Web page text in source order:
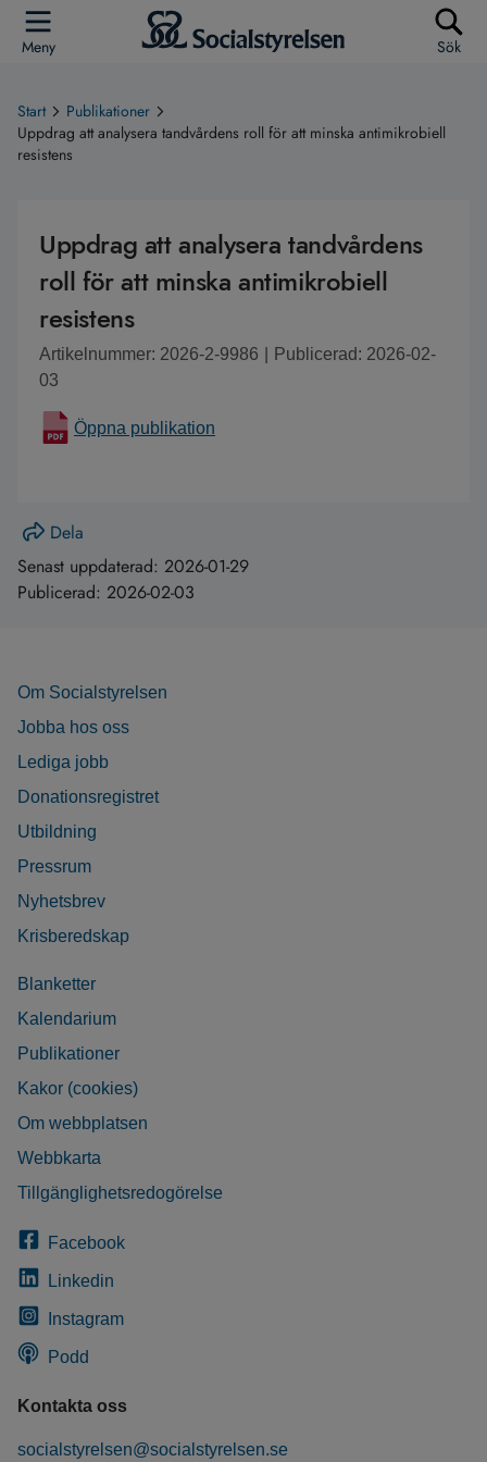
Meny Sök
Start
Publikationer
Uppdrag att analysera tandvårdens roll för att minska antimikrobiell
resistens
Uppdrag att analysera tandvårdens
roll för att minska antimikrobiell
resistens
Artikelnummer: 2026-2-9986
Publicerad: 2026-02-
03
Öppna publikation
Dela
Senast uppdaterad: 2026-01-29
Publicerad: 2026-02-03
Om Socialstyrelsen
Jobba hos oss
Lediga jobb
Donationsregistret
Utbildning
Pressrum
Nyhetsbrev
Krisberedskap
Blanketter
Kalendarium
Publikationer
Kakor (cookies)
Om webbplatsen
Webbkarta
Tillgänglighetsredogörelse
Facebook
Linkedin
Instagram
Podd
Kontakta oss
socialstyrelsen@socialstyrelsen.se